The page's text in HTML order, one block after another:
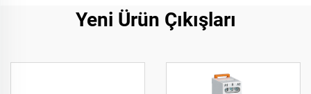
Yeni Ürün Çıkışları